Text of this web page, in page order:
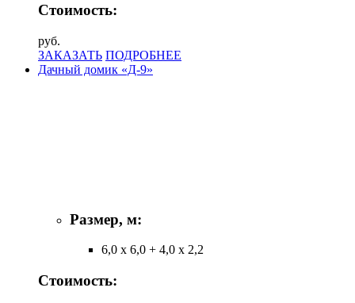
Стоимость:
руб.
ЗАКАЗАТЬ ПОДРОБНЕЕ
Дачный домик «Д-9»
Размер, м:
6,0 х 6,0 + 4,0 х 2,2
Стоимость: